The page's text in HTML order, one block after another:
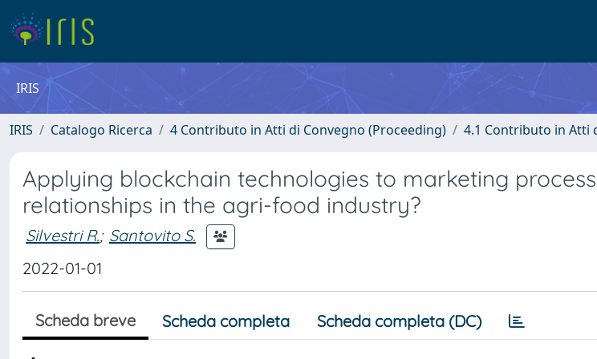
IRIS
IRIS Catalogo Ricerca 4 Contributo in Atti di Convegno (Proceeding) 4.1 Contributo in Atti
Applying blockchain technologies to marketing
relationships in the agri-food industry?
Silvestri R.; Santovito S.
2022-01-01
Scheda breve Scheda completa Scheda completa (DC)